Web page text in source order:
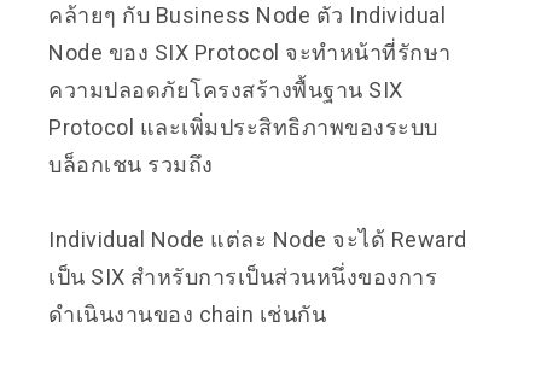
คล้ายๆ กับ Business Node ตัว Individual
Node ของ SIX Protocol จะทำหน้าที่รักษา
ความปลอดภัยโครงสร้างพื้นฐาน SIX
Protocol และเพิ่มประสิทธิภาพของระบบ
บล็อกเชน รวมถึง
Individual Node แต่ละ Node จะได้ Reward
เป็น SIX สำหรับการเป็นส่วนหนึ่งของการ
ดำเนินงานของ chain เช่นกัน